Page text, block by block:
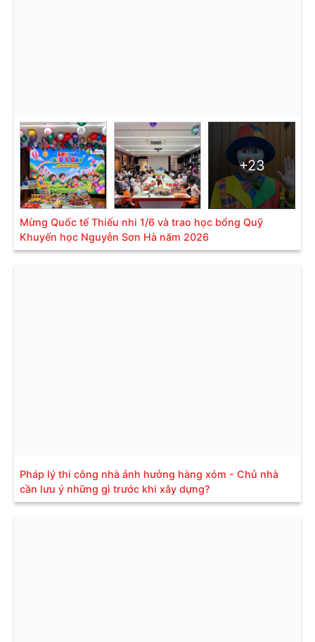
+23
Mừng Quốc tế Thiếu nhi 1/6 và trao học bổng Quỹ
Khuyến học Nguyễn Sơn Hà năm 2026
Pháp lý thi công nhà ảnh hưởng hàng xóm - Chủ nhà
cần lưu ý những gì trước khi xây dựng?